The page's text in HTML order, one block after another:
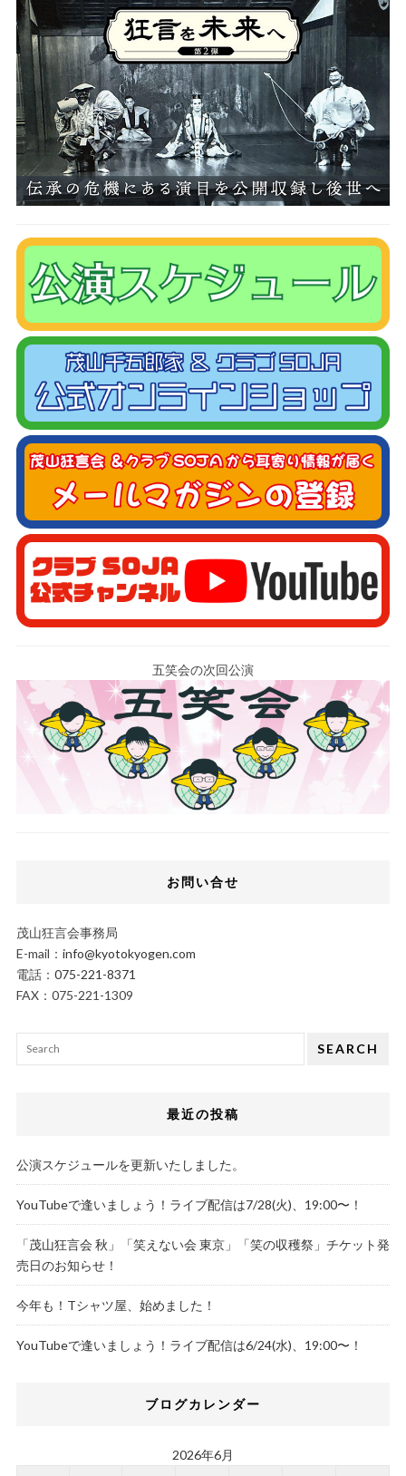
五笑会の次回公演
お問い合せ
茂山狂言会事務局
E-mail： info@kyotokyogen.com
電話： 075-221-8371
FAX：075-221-1309
SEARCH
最近の投稿
公演スケジュールを更新いたしました。
YouTubeで逢いましょう！ライブ配信は7/28(火)、19:00〜！
「茂山狂言会 秋」「笑えない会 東京」「笑の収穫祭」チケット発
売日のお知らせ！
今年も！Tシャツ屋、始めました！
YouTubeで逢いましょう！ライブ配信は6/24(水)、19:00〜！
ブログカレンダー
2026年6月